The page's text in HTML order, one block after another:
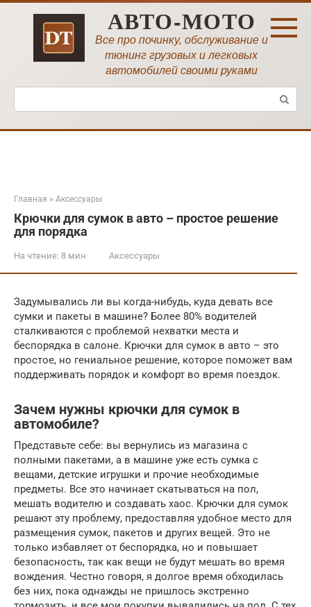
Перейти
АВТО-МОТО
Все про починку, обслуживание и
тюнинг грузовых и легковых
автомобилей своими руками
Поиск:
Главная » Аксессуары
Крючки для сумок в авто – простое решение
для порядка
На чтение: 8 мин Аксессуары
Задумывались ли вы когда-нибудь, куда девать все
сумки и пакеты в машине? Более 80% водителей
сталкиваются с проблемой нехватки места и
беспорядка в салоне. Крючки для сумок в авто – это
простое, но гениальное решение, которое поможет вам
поддерживать порядок и комфорт во время поездок.
Зачем нужны крючки для сумок в
автомобиле?
Представьте себе: вы вернулись из магазина с
полными пакетами, а в машине уже есть сумка с
вещами, детские игрушки и прочие необходимые
предметы. Все это начинает скатываться на пол,
мешать водителю и создавать хаос. Крючки для сумок
решают эту проблему, предоставляя удобное место для
размещения сумок, пакетов и других вещей. Это не
только избавляет от беспорядка, но и повышает
безопасность, так как вещи не будут мешать во время
вождения. Честно говоря, я долгое время обходилась
без них, пока однажды не пришлось экстренно